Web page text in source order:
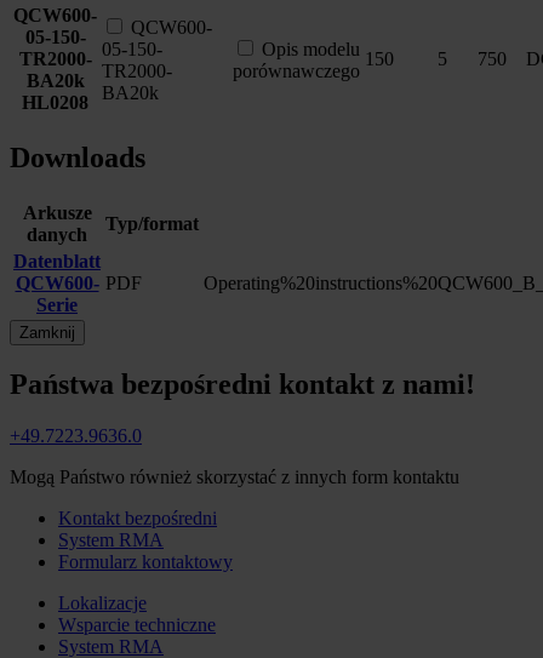
QCW600-
05-150-
TR2000-
BA20k
HL0208
QCW600-
05-150-
TR2000-
BA20k
Opis modelu
porównawczego
150 5 750
Downloads
Arkusze
danych
Typ/format
Datenblatt
QCW600-
Serie
PDF
Zamknij
Państwa bezpośredni kontakt z nami!
+49.7223.9636.0
Mogą Państwo również skorzystać z innych form kontaktu
Kontakt bezpośredni
System RMA
Formularz kontaktowy
Lokalizacje
Wsparcie techniczne
System RMA